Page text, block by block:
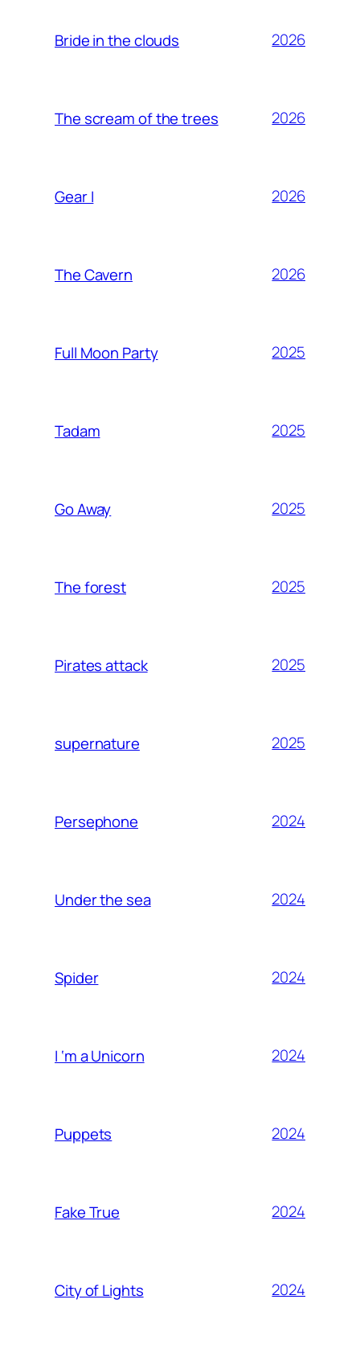
Bride in the clouds 2026
The scream of the trees 2026
Gear I 2026
The Cavern 2026
Full Moon Party 2025
Tadam 2025
Go Away 2025
The forest 2025
Pirates attack 2025
supernature 2025
Persephone 2024
Under the sea 2024
Spider 2024
I ‘m a Unicorn 2024
Puppets 2024
Fake True 2024
City of Lights 2024